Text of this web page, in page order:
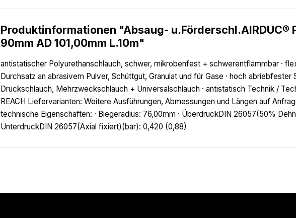
Produktinformationen "Absaug- u.Förderschl.AIRDUC®
90mm AD 101,00mm L.10m"
antistatischer Polyurethanschlauch, schwer, mikrobenfest + schwerentflammbar ·
Durchsatz an abrasivem Pulver, Schüttgut, Granulat und für Gase · hoch abriebfester
Druckschlauch, Mehrzweckschlauch + Universalschlauch · antistatisch Technik /
REACH Liefervarianten: Weitere Ausführungen, Abmessungen und Längen auf
technische Eigenschaften: · Biegeradius: 76,00mm · ÜberdruckDIN 26057(50%
UnterdruckDIN 26057(Axial fixiert)(bar): 0,420 (0,88)